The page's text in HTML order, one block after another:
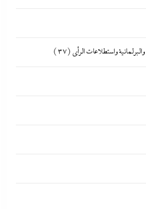
واستطلاعات الرأى (37)